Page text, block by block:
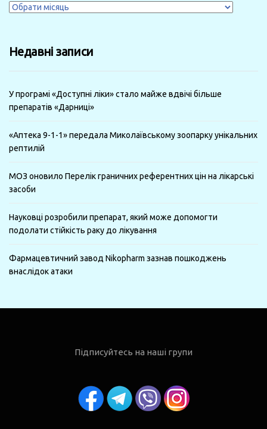
Журнали
місяці
Недавні записи
У програмі «Доступні ліки» стало майже вдвічі більше
препаратів «Дарниці»
«Аптека 9-1-1» передала Миколаївському зоопарку унікальних
рептилій
МОЗ оновило Перелік граничних референтних цін на лікарські
засоби
Науковці розробили препарат, який може допомогти
подолати стійкість раку до лікування
Фармацевтичний завод Nikopharm зазнав пошкоджень
внаслідок атаки
Підписуйтесь на наші групи